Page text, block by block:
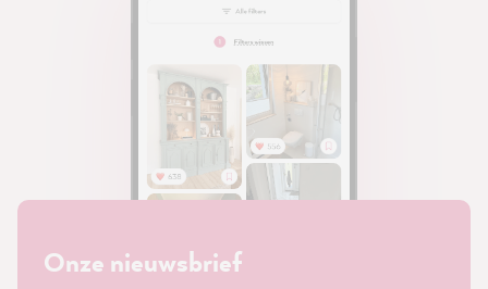
Onze nieuwsbrief